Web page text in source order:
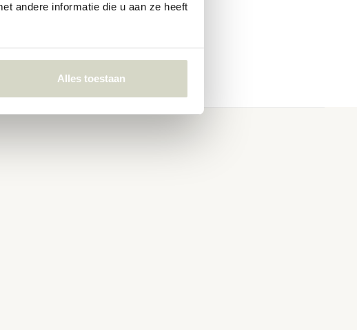
andere informatie die u aan ze heeft
Alles toestaan